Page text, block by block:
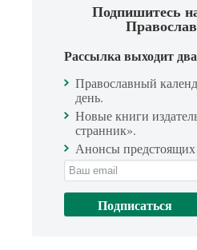
Подпишитесь
Рассылка выходит
Православный
день.
Новые книги
странник».
Анонсы